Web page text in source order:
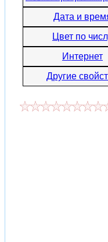
Дата и
Цвет по
Интернет
Другие